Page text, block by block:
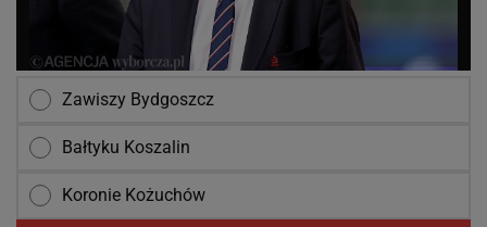
Zawiszy Bydgoszcz
Bałtyku Koszalin
Koronie Kożuchów